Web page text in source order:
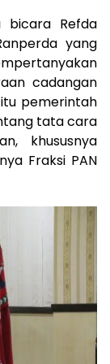
bicara Refda
yang
cadangan
pemerintah
tata cara
khususnya
Fraksi PAN